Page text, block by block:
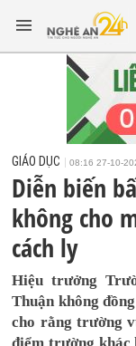
GIÁO DỤC 08:16 27-10-
Diễn biến
không cho
cách ly
Hiệu trưởng
Thuận không
cho rằng trường